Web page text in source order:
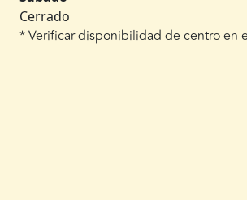
Cerrado
* Verificar disponibilidad de centro en